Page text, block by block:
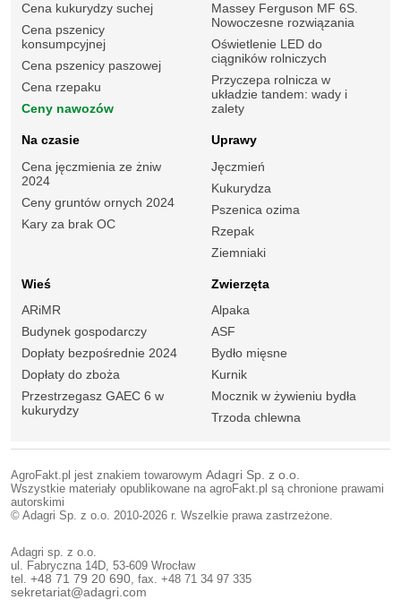
Cena kukurydzy suchej
Cena pszenicy
konsumpcyjnej
Cena pszenicy paszowej
Cena rzepaku
Ceny nawozów
Massey Ferguson MF 6S.
Nowoczesne rozwiązania
Oświetlenie LED do
ciągników rolniczych
Przyczepa rolnicza w
układzie tandem: wady i
zalety
Na czasie
Cena jęczmienia ze żniw
2024
Ceny gruntów ornych 2024
Kary za brak OC
Uprawy
Jęczmień
Kukurydza
Pszenica ozima
Rzepak
Ziemniaki
Wieś
ARiMR
Budynek gospodarczy
Dopłaty bezpośrednie 2024
Dopłaty do zboża
Przestrzegasz GAEC 6 w
kukurydzy
Zwierzęta
Alpaka
ASF
Bydło mięsne
Kurnik
Mocznik w żywieniu bydła
Trzoda chlewna
AgroFakt.pl jest znakiem towarowym Adagri Sp. z o.o.
Wszystkie materiały opublikowane na agroFakt.pl są chronione prawami
autorskimi
© Adagri Sp. z o.o. 2010-2026 r. Wszelkie prawa zastrzeżone.
Adagri sp. z o.o.
ul. Fabryczna 14D, 53-609 Wrocław
tel. +48 71 79 20 690 , fax. +48 71 34 97 335
sekretariat@adagri.com